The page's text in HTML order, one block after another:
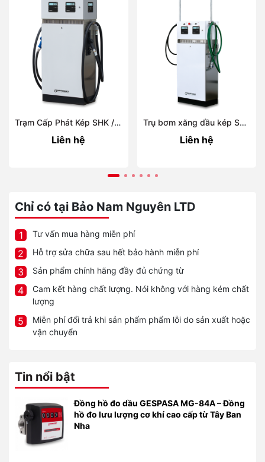
Trạm Cấp Phát Kép SHK / SH-Plus DUO
Liên hệ
Trụ bơm xăng dầu kép SUCTION FUEL PUMP
Liên hệ
Chỉ có tại Bảo Nam Nguyên LTD
1 Tư vấn mua hàng miễn phí
2 Hỗ trợ sửa chữa sau hết bảo hành miễn phí
3 Sản phẩm chính hãng đầy đủ chứng từ
4
Cam kết hàng chất lượng. Nói không với hàng kém chất
lượng
5
Miễn phí đổi trả khi sản phẩm phẩm lỗi do sản xuất hoặc
vận chuyển
Tin nổi bật
Đồng hồ đo dầu GESPASA MG-84A – Đồng
hồ đo lưu lượng cơ khí cao cấp từ Tây Ban
Nha